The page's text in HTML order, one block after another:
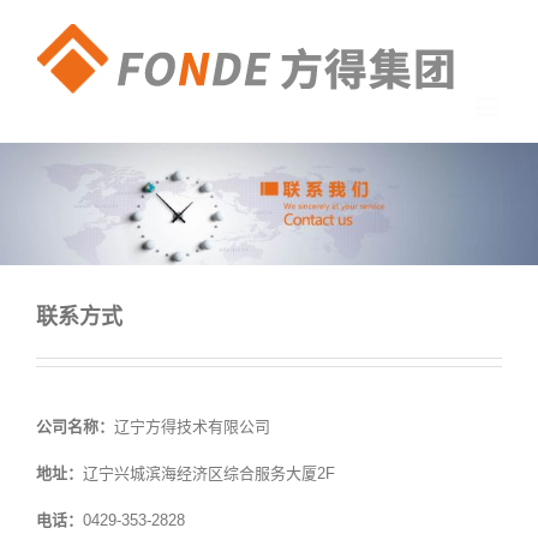
联系方式
公司名称： 辽宁方得技术有限公司
地址： 辽宁兴城滨海经济区综合服务大厦2F
电话： 0429-353-2828